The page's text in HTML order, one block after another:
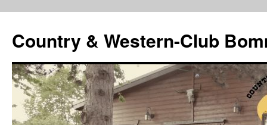
Country & Western-Club